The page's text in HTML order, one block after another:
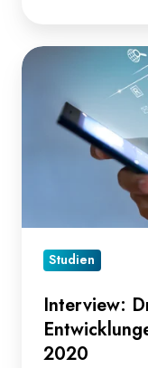
Interview:
Andreas
Bauer
2020
Studien
Interview:
2020